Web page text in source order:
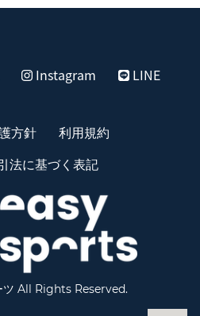
Instagram LINE
方針
利用規約
法に基づく表記
ツ All Rights Reserved.